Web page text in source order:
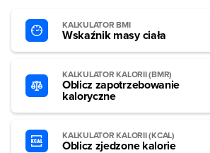
KALKULATOR BMI
Wskaźnik masy ciała
KALKULATOR KALORII (BMR)
Oblicz zapotrzebowanie
kaloryczne
KALKULATOR KALORII (KCAL)
Oblicz zjedzone kalorie